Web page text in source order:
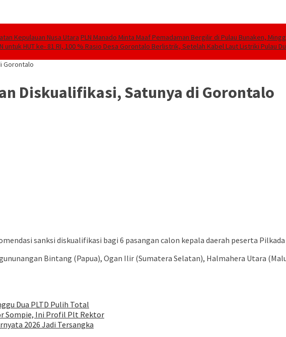
Kepulauan Nusa Utara PLN Manado Minta Maaf Pemadaman Bergilir di Pulau Bunaken,
untuk HUT ke- 81 RI, 100 % Rasio Desa Gorontalo Berlistrik, Setelah Kabel Laut Listriki Pulau
Gorontalo
Diskualifikasi, Satunya di Gorontalo
sanksi diskualifikasi bagi 6 pasangan calon kepala daerah peserta Pilkada
Bintang (Papua), Ogan Ilir (Sumatera Selatan), Halmahera Utara
Dua PLTD Pulih Total
Sompie, Ini Profil Plt Rektor
2026 Jadi Tersangka